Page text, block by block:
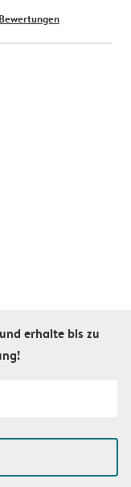
erhalte bis zu